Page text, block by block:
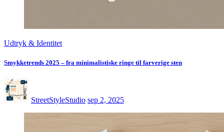
Udtryk & Identitet
Smykketrends 2025 – fra minimalistiske ringe til farverige sten
StreetStyleStudio sep 2, 2025